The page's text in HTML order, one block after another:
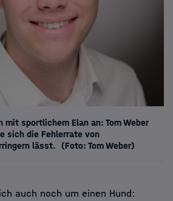
mit sportlichem Elan an: Tom Weber
sich die Fehlerrate von
lässt.
(Foto: Tom Weber)
auch noch um einen Hund: